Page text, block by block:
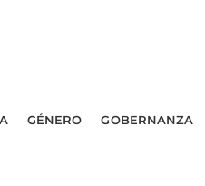
GÉNERO GOBERNANZA